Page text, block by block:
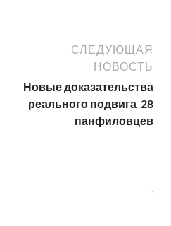
СЛЕДУЮЩАЯ
НОВОСТЬ
Новые доказательства
реального подвига 28
панфиловцев